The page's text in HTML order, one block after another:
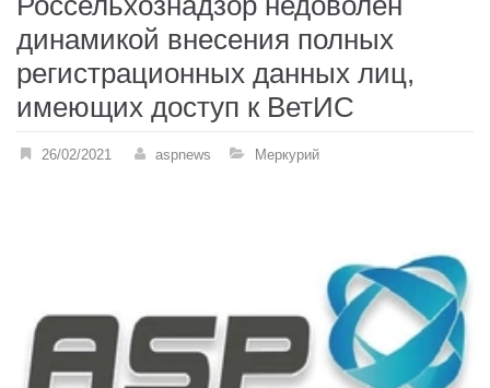
динамикой внесения полных
регистрационных данных лиц,
имеющих доступ к ВетИС
26/02/2021 aspnews Меркурий